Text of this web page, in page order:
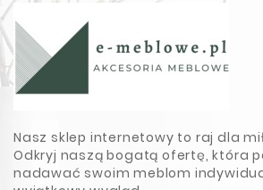
Nasz sklep internetowy to raj dla
Odkryj naszą bogatą ofertę, która
nadawać swoim meblom